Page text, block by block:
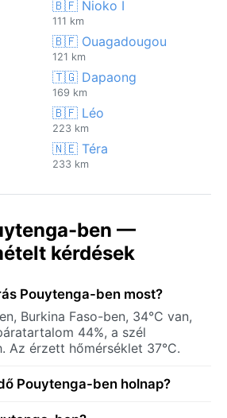
🇧🇫 Nioko I
111 km
🇧🇫 Ouagadougou
121 km
🇹🇬 Dapaong
169 km
🇧🇫 Léo
223 km
🇳🇪 Téra
233 km
ben —
kérdések
Pouytenga-ben most?
Burkina Faso-ben, 34°C van,
44%, a szél
Az érzett hőmérséklet 37°C.
Pouytenga-ben holnap?